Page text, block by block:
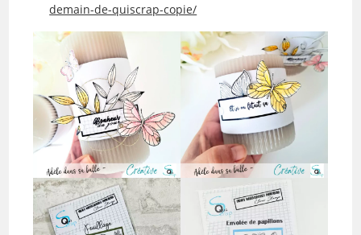
demain-de-quiscrap-copie/